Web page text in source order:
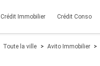
Crédit Immobilier Crédit Conso
Toute la ville Avito Immobilier